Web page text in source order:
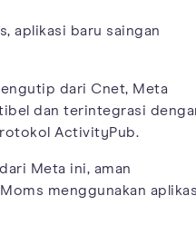
aplikasi baru saingan
dari Cnet, Meta
dan terintegrasi
ActivityPub.
Meta ini, aman
menggunakan